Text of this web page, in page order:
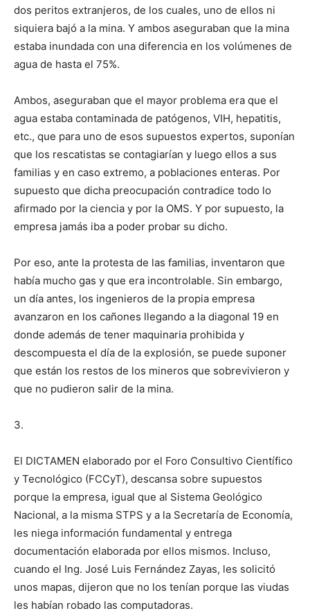
dos peritos extranjeros, de los cuales, uno de ellos ni
siquiera bajó a la mina. Y ambos aseguraban que la mina
estaba inundada con una diferencia en los volúmenes de
agua de hasta el 75%.
Ambos, aseguraban que el mayor problema era que el
agua estaba contaminada de patógenos, VIH, hepatitis,
etc., que para uno de esos supuestos expertos, suponían
que los rescatistas se contagiarían y luego ellos a sus
familias y en caso extremo, a poblaciones enteras. Por
supuesto que dicha preocupación contradice todo lo
afirmado por la ciencia y por la OMS. Y por supuesto, la
empresa jamás iba a poder probar su dicho.
Por eso, ante la protesta de las familias, inventaron que
había mucho gas y que era incontrolable. Sin embargo,
un día antes, los ingenieros de la propia empresa
avanzaron en los cañones llegando a la diagonal 19 en
donde además de tener maquinaria prohibida y
descompuesta el día de la explosión, se puede suponer
que están los restos de los mineros que sobrevivieron y
que no pudieron salir de la mina.
3.
El DICTAMEN elaborado por el Foro Consultivo Científico
y Tecnológico (FCCyT), descansa sobre supuestos
porque la empresa, igual que al Sistema Geológico
Nacional, a la misma STPS y a la Secretaría de Economía,
les niega información fundamental y entrega
documentación elaborada por ellos mismos. Incluso,
cuando el Ing. José Luis Fernández Zayas, les solicitó
unos mapas, dijeron que no los tenían porque las viudas
les habían robado las computadoras.